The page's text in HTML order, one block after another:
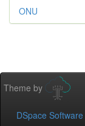
ONU
Theme by
DSpace Software